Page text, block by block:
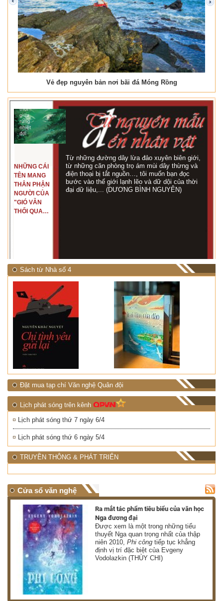
Vẻ đẹp nguyên bản nơi bãi đá Móng Rồng
prev next
NHỮNG CÁI
TÊN MANG
THÂN PHẬN
NGƯỜI CỦA
"GIÓ VẪN
THỔI QUA
Từ những đường dây lừa đảo xuyên biên giới,
từ những căn phòng trọ ám mùi dây thừng và
điện thoại bị tắt nguồn…, tôi muốn bạn đọc
bước vào thế giới lạnh lẽo và dữ dội của thời
đại dữ liệu,... (DƯƠNG BÌNH NGUYÊN)
Sách từ Nhà số 4
Đặt mua tạp chí Văn nghệ Quân đội
Lịch phát sóng trên kênh
Lịch phát sóng thứ 7 ngày 6/4
Lịch phát sóng thứ 6 ngày 5/4
TRUYỀN THÔNG & PHÁT TRIỂN
Cửa sổ văn nghệ
Ra mắt tác phẩm tiêu biểu của văn học
Nga đương đại
Được xem là một trong những tiểu
thuyết Nga quan trọng nhất của thập
niên 2010,Phi công tiếp tục khẳng
định vị trí đặc biệt của Evgeny
Vodolazkin (THÙY CHI)